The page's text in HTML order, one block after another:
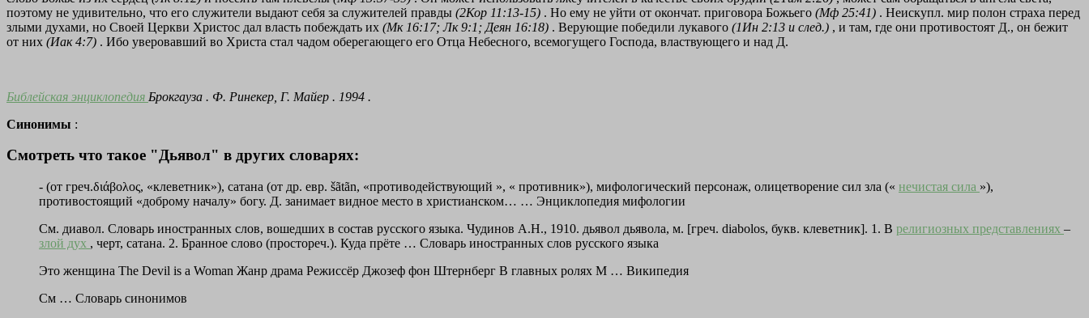
поэтому не удивительно, что его служители выдают себя за служителей правды (2Кор 11:13-15) . Но ему не уйти от окончат. приговора Божьего (Мф 25:41) . Неискупл. мир полон страха перед
злыми духами, но Своей Церкви Христос дал власть побеждать их (Мк 16:17; Лк 9:1; Деян 16:18) . Верующие победили лукавого (1Ин 2:13 и след.) , и там, где они противостоят Д., он бежит
от них (Иак 4:7) . Ибо уверовавший во Христа стал чадом оберегающего его Отца Небесного, всемогущего Господа, властвующего и над Д.
Библейская энциклопедия Брокгауза . Ф. Ринекер, Г. Майер . 1994 .
Синонимы :
Смотреть что такое "Дьявол" в других словарях:
- (от греч.διάβολος, «клеветник»), сатана (от др. евр. šãtãn, «противодействующий », « противник»), мифологический персонаж, олицетворение сил зла (« нечистая сила »),
противостоящий «доброму началу» богу. Д. занимает видное место в христианском… … Энциклопедия мифологии
См. диавол. Словарь иностранных слов, вошедших в состав русского языка. Чудинов А.Н., 1910. дьявол дьявола, м. [греч. diabolos, букв. клеветник]. 1. В религиозных представлениях –
злой дух , черт, сатана. 2. Бранное слово (простореч.). Куда прёте … Словарь иностранных слов русского языка
Это женщина The Devil is a Woman Жанр драма Режиссёр Джозеф фон Штернберг В главных ролях М … Википедия
См … Словарь синонимов